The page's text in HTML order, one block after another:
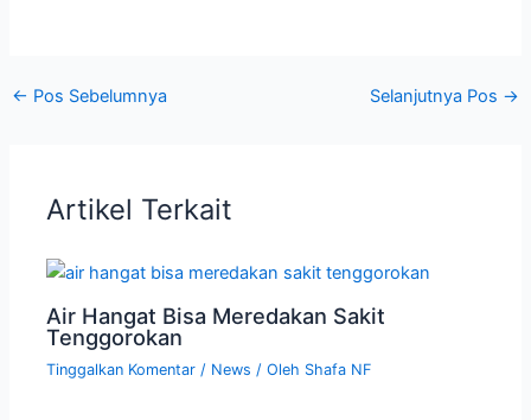
← Pos Sebelumnya Selanjutnya Pos →
Artikel Terkait
Air Hangat Bisa Meredakan Sakit
Tenggorokan
Tinggalkan Komentar / News / Oleh Shafa NF